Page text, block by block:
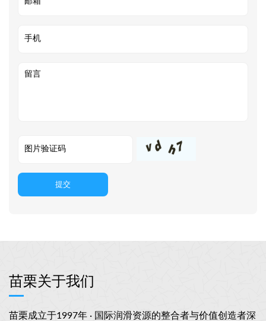
提交
苗栗关于我们
苗栗成立于1997年 · 国际润滑资源的整合者与价值创造者深